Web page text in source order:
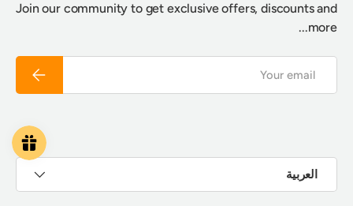
Join our community to get exclusive offers, discounts and
more...
اللغة
العربية